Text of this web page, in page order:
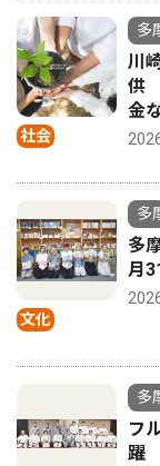
社会
多
川
供
金
文化
多
多
月
多
フ
躍